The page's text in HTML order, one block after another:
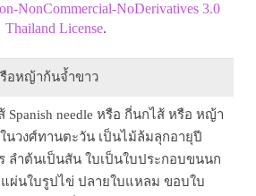
NonCommercial-NoDerivatives 3.0
Thailand License.
อหญ้าก้นจ้ำขาว
needle หรือ กี่นกไส้ หรือ หญ้า
นวงศ์ทานตะวัน เป็นไม้ล้มลุกอายุปี
ลำต้นเป็นสัน ใบเป็นใบประกอบขนนก
ผ่นใบรูปไข่ ปลายใบแหลม ขอบใบ